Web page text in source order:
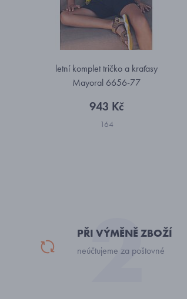
letní komplet tričko a kraťasy
Mayoral 6656-77
943 Kč
164
PŘI VÝMĚNĚ ZBOŽÍ
neúčtujeme za poštovné